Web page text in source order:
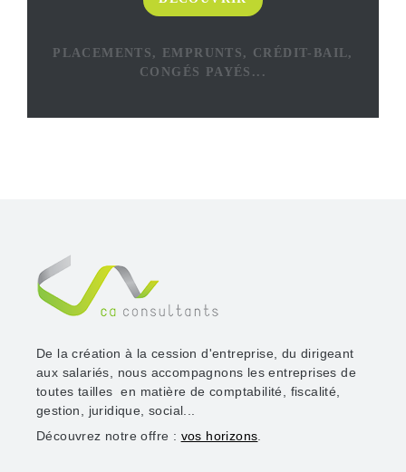
PLACEMENTS, EMPRUNTS, CRÉDIT-BAIL,
CONGÉS PAYÉS...
De la création à la cession d'entreprise, du dirigeant
aux salariés, nous accompagnons les entreprises de
toutes tailles en matière de comptabilité, fiscalité,
gestion, juridique, social...
Découvrez notre offre : vos horizons